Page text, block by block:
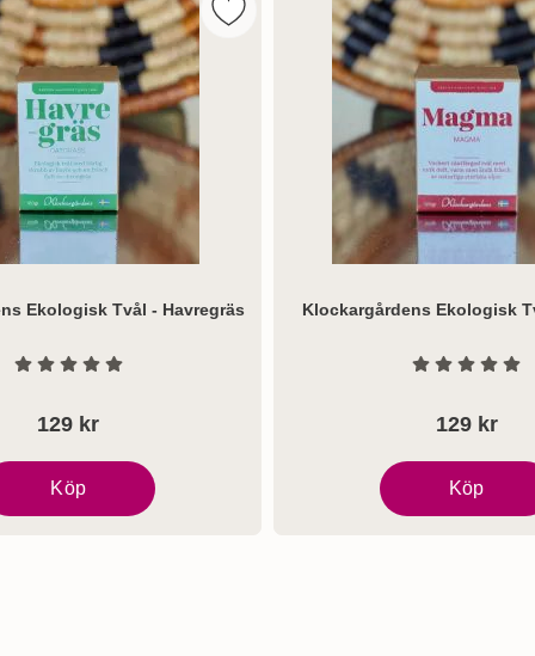
Ekologisk Tvål - Olivia Lavendula som favorit
Ekologisk Tvål - Havregräs
Betyg: 0 Stjärnor av 5
129 kr
Köp
Ekologisk Tvål - Havregräs
Markera klockargårdens Ekologisk
Klockargårdens Ekologisk
Betyg: 0
129 kr
Köp
Klockargårdens